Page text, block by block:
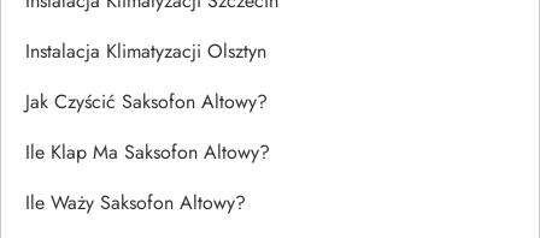
Instalacja Klimatyzacji Olsztyn
Jak Czyścić Saksofon Altowy?
Ile Klap Ma Saksofon Altowy?
Ile Waży Saksofon Altowy?